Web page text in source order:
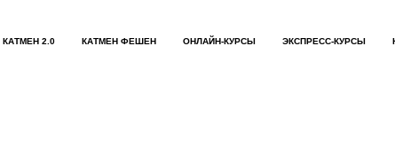
КАТМЕН 2.0 КАТМЕН ФЕШЕН ОНЛАЙН-КУРСЫ ЭКСПРЕСС-КУРСЫ